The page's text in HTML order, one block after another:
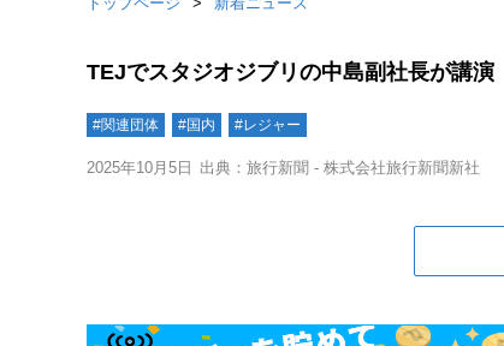
TEJでスタジオジブリの中島副社長が講
#関連団体 #国内 #レジャー
2025年10月5日 出典：旅行新聞 - 株式会社旅行新聞新社